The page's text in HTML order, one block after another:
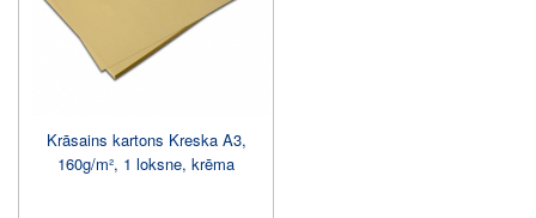
Krāsains kartons Kreska A3,
160g/m², 1 loksne, krēma